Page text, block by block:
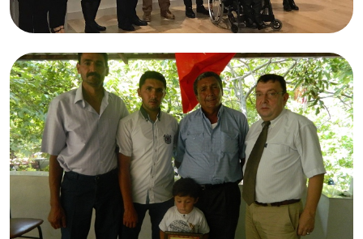
05.02.2017
TED Atakent Koleji Okul Aile Birliği